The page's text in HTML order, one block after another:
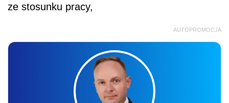
ze stosunku pracy,
AUTOPROMOCJA